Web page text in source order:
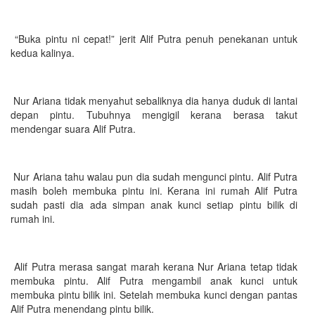
“Buka pintu ni cepat!” jerit Alif Putra penuh penekanan untuk
kedua kalinya.
Nur Ariana tidak menyahut sebaliknya dia hanya duduk di lantai
depan pintu. Tubuhnya mengigil kerana berasa takut
mendengar suara Alif Putra.
Nur Ariana tahu walau pun dia sudah mengunci pintu. Alif Putra
masih boleh membuka pintu ini. Kerana ini rumah Alif Putra
sudah pasti dia ada simpan anak kunci setiap pintu bilik di
rumah ini.
Alif Putra merasa sangat marah kerana Nur Ariana tetap tidak
membuka pintu. Alif Putra mengambil anak kunci untuk
membuka pintu bilik ini. Setelah membuka kunci dengan pantas
Alif Putra menendang pintu bilik.